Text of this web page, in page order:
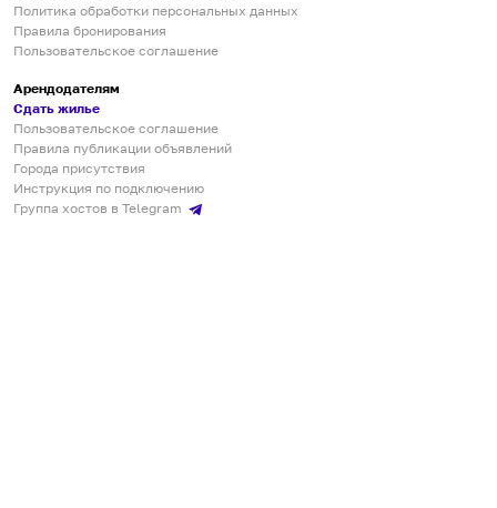
Политика обработки персональных данных
Правила бронирования
Пользовательское соглашение
Арендодателям
Сдать жилье
Пользовательское соглашение
Правила публикации объявлений
Города присутствия
Инструкция по подключению
Группа хостов в Telegram